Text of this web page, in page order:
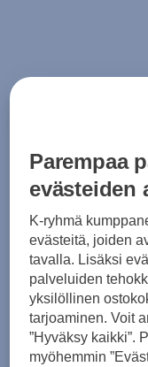
4,90 €
Parempaa
evästeiden
K-ryhmä
evästeitä, joiden
tavalla. Lisäksi
palveluiden
yksilöllinen
tarjoaminen. Voit
”Hyväksy kaikki”.
myöhemmin